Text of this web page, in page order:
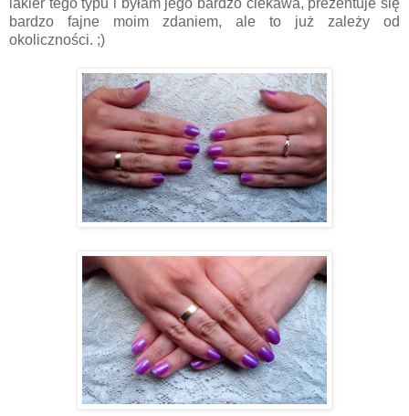
lakier tego typu i byłam jego bardzo ciekawa, prezentuje się
bardzo fajne moim zdaniem, ale to już zależy od
okoliczności. ;)